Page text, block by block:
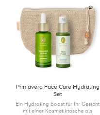
Primavera Face Care Hydrating
Set
Ein Hydrating boost für Ihr Gesicht
mit einer Kosmetiktasche als